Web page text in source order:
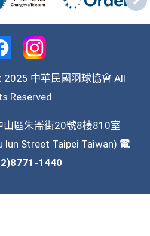
中華民國羽球協會 All
Reserved.
山區朱崙街20號8樓810室
lun Street Taipei Taiwan) 電
1440